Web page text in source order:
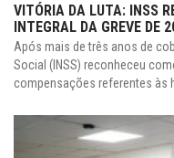
VITÓRIA DA LUTA: INSS
INTEGRAL DA GREVE DE
Após mais de três anos de
Social (INSS) reconheceu
compensações referentes às